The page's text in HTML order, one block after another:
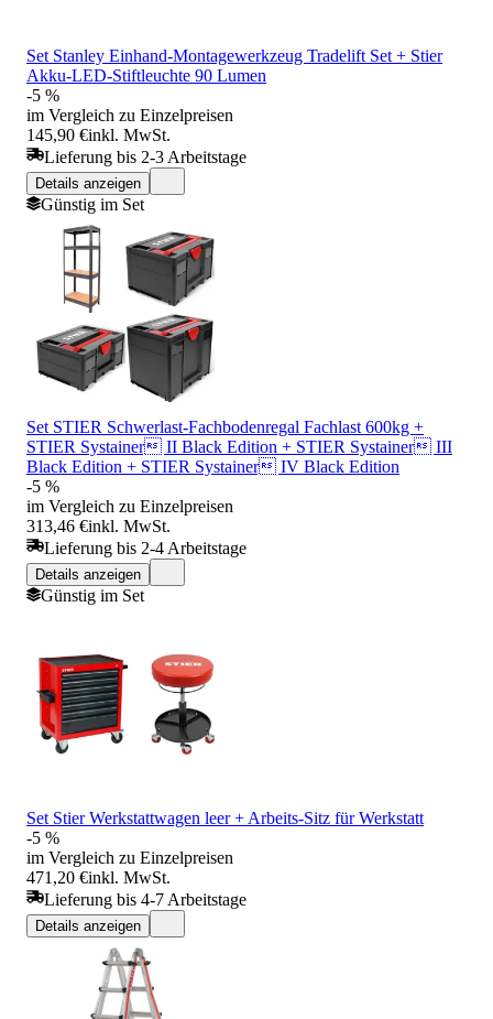
Set Stanley Einhand-Montagewerkzeug Tradelift Set + Stier
Akku-LED-Stiftleuchte 90 Lumen
-5 %
im Vergleich zu Einzelpreisen
145,90 €inkl. MwSt.
Lieferung bis 2-3 Arbeitstage
Details anzeigen
Günstig im Set
Set STIER Schwerlast-Fachbodenregal Fachlast 600kg +
STIER Systainer II Black Edition + STIER Systainer III
Black Edition + STIER Systainer IV Black Edition
-5 %
im Vergleich zu Einzelpreisen
313,46 €inkl. MwSt.
Lieferung bis 2-4 Arbeitstage
Details anzeigen
Günstig im Set
Set Stier Werkstattwagen leer + Arbeits-Sitz für Werkstatt
-5 %
im Vergleich zu Einzelpreisen
471,20 €inkl. MwSt.
Lieferung bis 4-7 Arbeitstage
Details anzeigen